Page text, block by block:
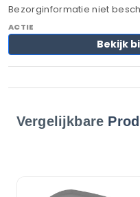
Bezorginformatie niet
Bekijk
Vergelijkbare